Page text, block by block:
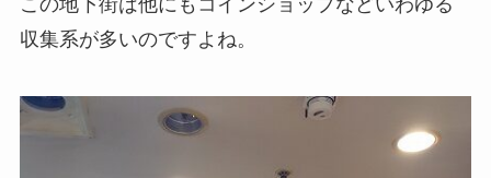
この地下街は他にもコインショップなどいわゆる
収集系が多いのですよね。